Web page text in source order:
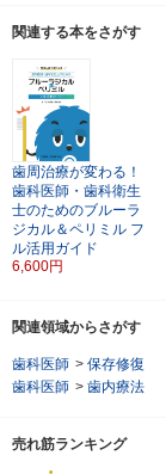
関連する本をさがす
歯周治療が変わる！
歯科医師・歯科衛生
士のためのブルーラ
ジカル＆ペリミル フ
ル活用ガイド
6,600円
関連領域からさがす
歯科医師 > 保存修復
歯科医師 > 歯内療法
売れ筋ランキング